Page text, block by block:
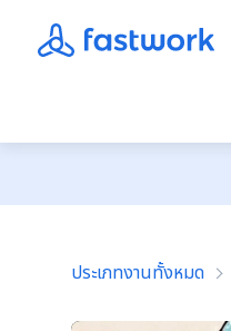
ประเภทงานทั้งหมด